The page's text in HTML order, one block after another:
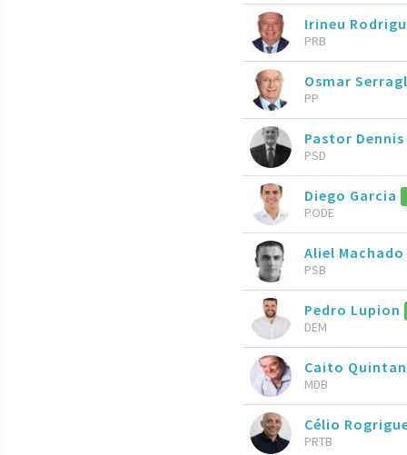
Irineu
PRB
Osmar
PP
Pastor
PSD
Diego Garcia
PODE
Aliel Machado
PSB
Pedro Lupion
DEM
Caito
MDB
Célio
PRTB